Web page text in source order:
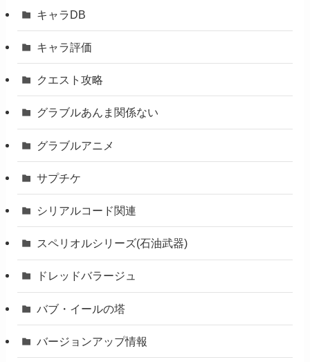
キャラDB
キャラ評価
クエスト攻略
グラブルあんま関係ない
グラブルアニメ
サプチケ
シリアルコード関連
スペリオルシリーズ(石油武器)
ドレッドバラージュ
バブ・イールの塔
バージョンアップ情報